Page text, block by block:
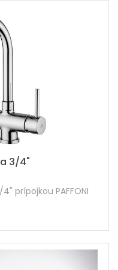
skrutky + hadičky
3/4"
prípojkou PAFFONI